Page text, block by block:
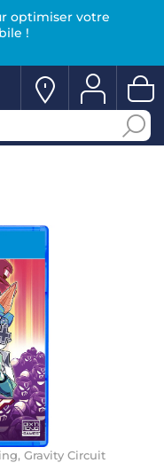
optimiser votre
!
Gravity Circuit